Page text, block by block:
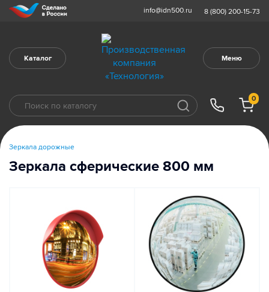
info@idn500.ru 8 (800) 200-15-73
Каталог Меню
0
Зеркала дорожные
Зеркала сферические 800 мм